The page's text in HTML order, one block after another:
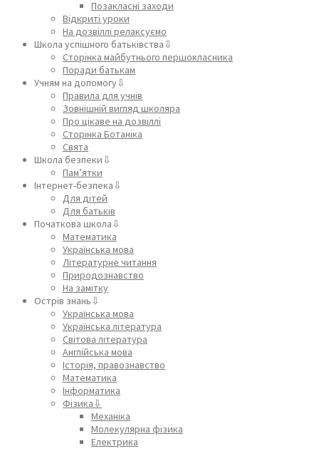
Позакласні заходи
Відкриті уроки
На дозвіллі релаксуємо
Школа успішного батьківства⇩
Сторінка майбутнього першокласника
Поради батькам
Учням на допомогу⇩
Правила для учнів
Зовнішній вигляд школяра
Про цікаве на дозвіллі
Сторінка Ботаніка
Свята
Школа безпеки⇩
Пам’ятки
Інтернет-безпека⇩
Для дітей
Для батьків
Початкова школа⇩
Математика
Українська мова
Літературне читання
Природознавство
На замітку
Острів знань⇩
Українська мова
Українська література
Світова література
Англійська мова
Історія, правознавство
Математика
Інформатика
Фізика⇩
Механіка
Молекулярна фізика
Електрика